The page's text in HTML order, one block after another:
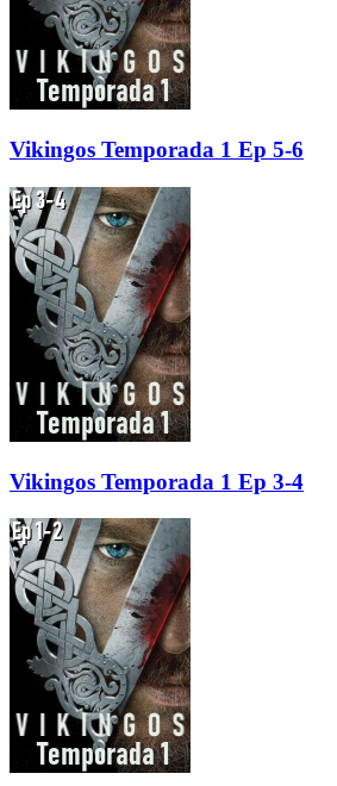
Vikingos Temporada 1 Ep 5-6
Vikingos Temporada 1 Ep 3-4